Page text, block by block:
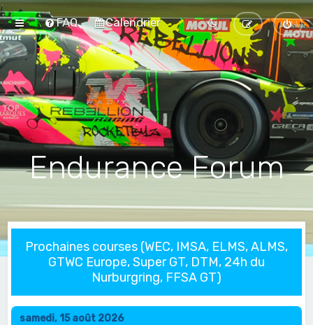
FAQ Calendrier
Endurance Forum
Prochaines courses (WEC, IMSA, ELMS, ALMS,
GTWC Europe, Super GT, DTM, 24h du
Nurburgring, FFSA GT)
samedi, 15 août 2026